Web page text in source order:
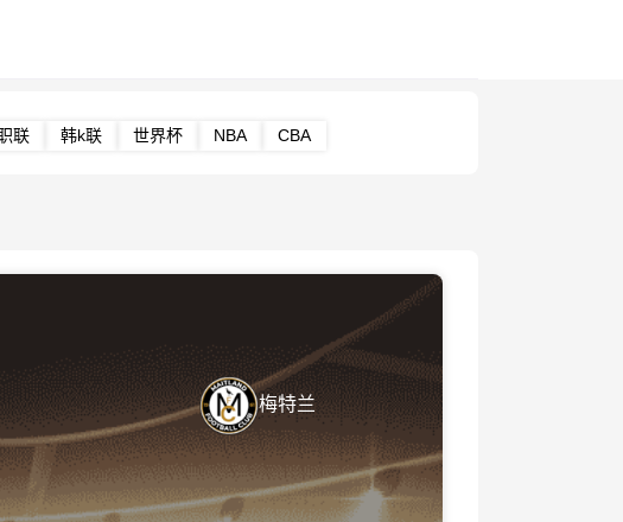
联 韩k联 世界杯 NBA CBA
梅特兰